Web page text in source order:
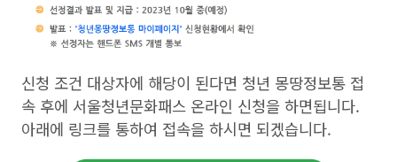
신청 조건 대상자에 해당이 된다면 청년 몽땅정보통 접
속 후에 서울청년문화패스 온라인 신청을 하면됩니다.
아래에 링크를 통하여 접속을 하시면 되겠습니다.